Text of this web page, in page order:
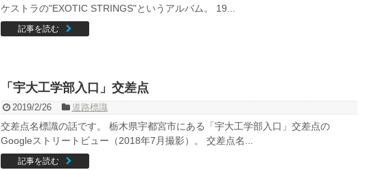
ケストラの"EXOTIC STRINGS"というアルバム。 19...
記事を読む
「宇大工学部入口」交差点
2019/2/26 道路標識
交差点名標識の話です。 栃木県宇都宮市にある「宇大工学部入口」交差点の
Googleストリートビュー（2018年7月撮影）。 交差点名...
記事を読む